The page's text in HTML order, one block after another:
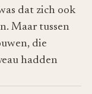
dat zich ook
Maar tussen
die
hadden